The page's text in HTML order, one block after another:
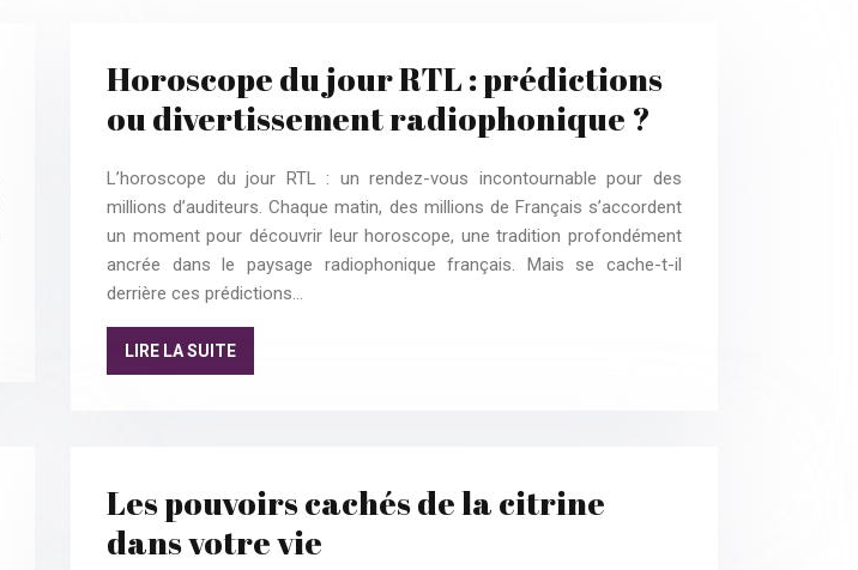
Horoscope du jour RTL : prédictions
ou divertissement radiophonique ?
L’horoscope du jour RTL : un rendez-vous incontournable pour des
millions d’auditeurs. Chaque matin, des millions de Français s’accordent
un moment pour découvrir leur horoscope, une tradition profondément
ancrée dans le paysage radiophonique français. Mais se cache-t-il
derrière ces prédictions…
LIRE LA SUITE
Les pouvoirs cachés de la citrine
dans votre vie